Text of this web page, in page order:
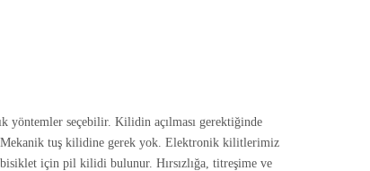
yöntemler seçebilir. Kilidin açılması gerektiğinde
Mekanik tuş kilidine gerek yok. Elektronik kilitlerimiz
için pil kilidi bulunur. Hırsızlığa, titreşime ve